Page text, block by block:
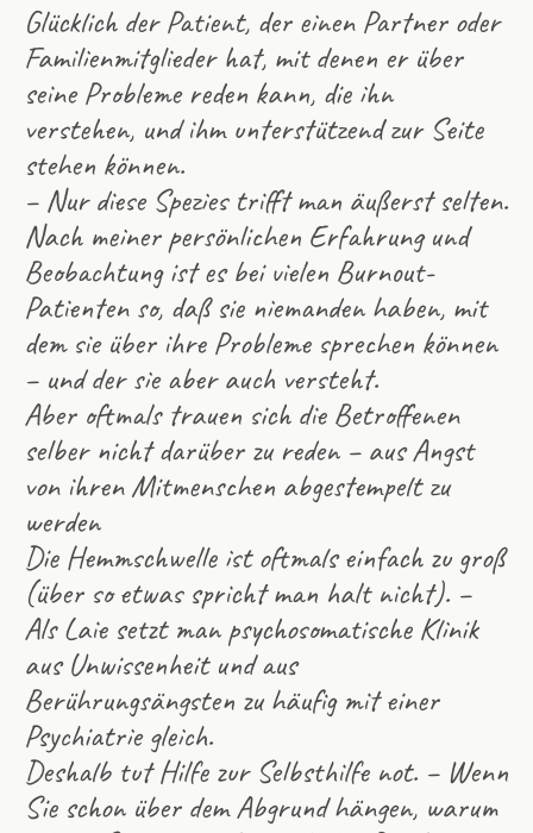
Glücklich der Patient, der einen Partner oder
Familienmitglieder hat, mit denen er über
seine Probleme reden kann, die ihn
verstehen, und ihm unterstützend zur Seite
stehen können.
– Nur diese Spezies trifft man äußerst selten.
Nach meiner persönlichen Erfahrung und
Beobachtung ist es bei vielen Burnout-
Patienten so, daß sie niemanden haben, mit
dem sie über ihre Probleme sprechen können
– und der sie aber auch versteht.
Aber oftmals trauen sich die Betroffenen
selber nicht darüber zu reden – aus Angst
von ihren Mitmenschen abgestempelt zu
werden
Die Hemmschwelle ist oftmals einfach zu groß
(über so etwas spricht man halt nicht). –
Als Laie setzt man psychosomatische Klinik
aus Unwissenheit und aus
Berührungsängsten zu häufig mit einer
Psychiatrie gleich.
Deshalb tut Hilfe zur Selbsthilfe not. – Wenn
Sie schon über dem Abgrund hängen, warum